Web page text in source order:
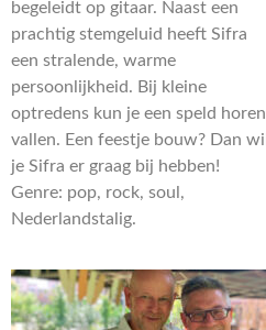
begeleidt op gitaar. Naast een
prachtig stemgeluid heeft Sifra
een stralende, warme
persoonlijkheid. Bij kleine
optredens kun je een speld horen
vallen. Een feestje bouw? Dan wil
je Sifra er graag bij hebben!
Genre: pop, rock, soul,
Nederlandstalig.